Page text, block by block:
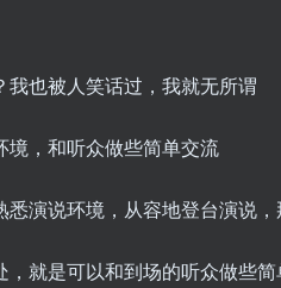
也被人笑话过，我就无所谓
境，和听众做些简单交流
演说环境，从容地登台演说，
，就是可以和到场的听众做些